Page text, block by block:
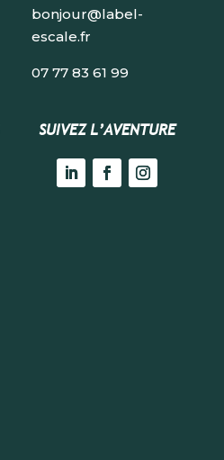
bonjour@label-
escale.fr
07 77 83 61 99
SUIVEZ L’AVENTURE